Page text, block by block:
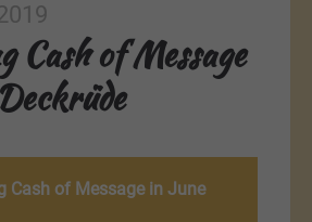
Cash of Message
Cash of Message in June